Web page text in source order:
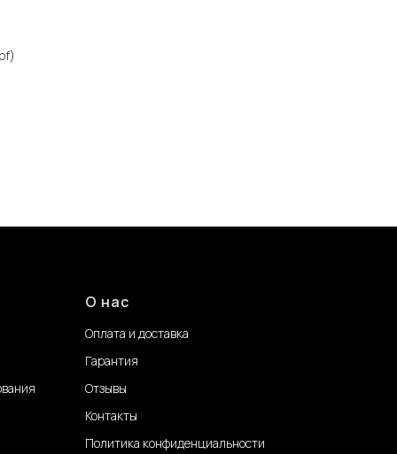
О нас
Оплата и доставка
Гарантия
Отзывы
Контакты
Политика конфиденциальности